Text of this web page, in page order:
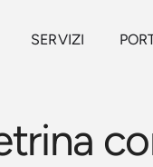
SERVIZI